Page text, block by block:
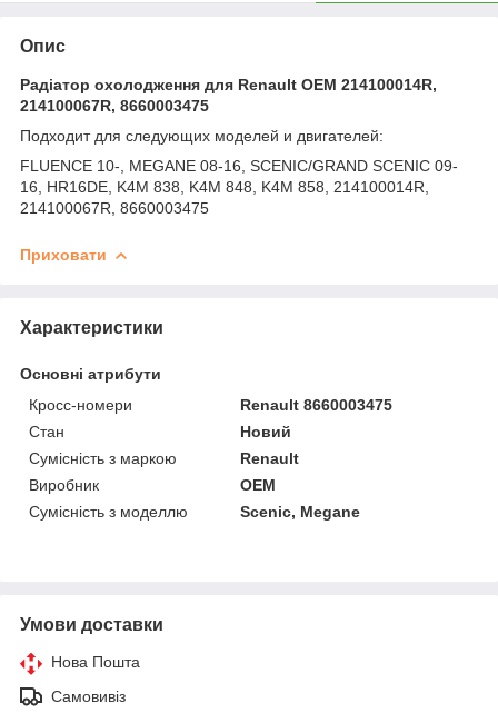
Опис
Радіатор охолодження для Renault OEM 214100014R,
214100067R, 8660003475
Подходит для следующих моделей и двигателей:
FLUENCE 10-, MEGANE 08-16, SCENIC/GRAND SCENIC 09-
16, HR16DE, K4M 838, K4M 848, K4M 858, 214100014R,
214100067R, 8660003475
Приховати
Характеристики
Основні атрибути
Кросс-номери
Renault 8660003475
Стан
Новий
Сумісність з маркою
Renault
Виробник
OEM
Сумісність з моделлю
Scenic, Megane
Умови доставки
Нова Пошта
Самовивіз